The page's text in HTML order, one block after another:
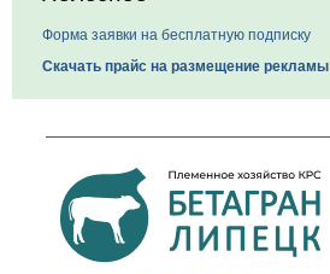
Форма заявки на бесплатную подписку
Скачать прайс на размещение рекламы